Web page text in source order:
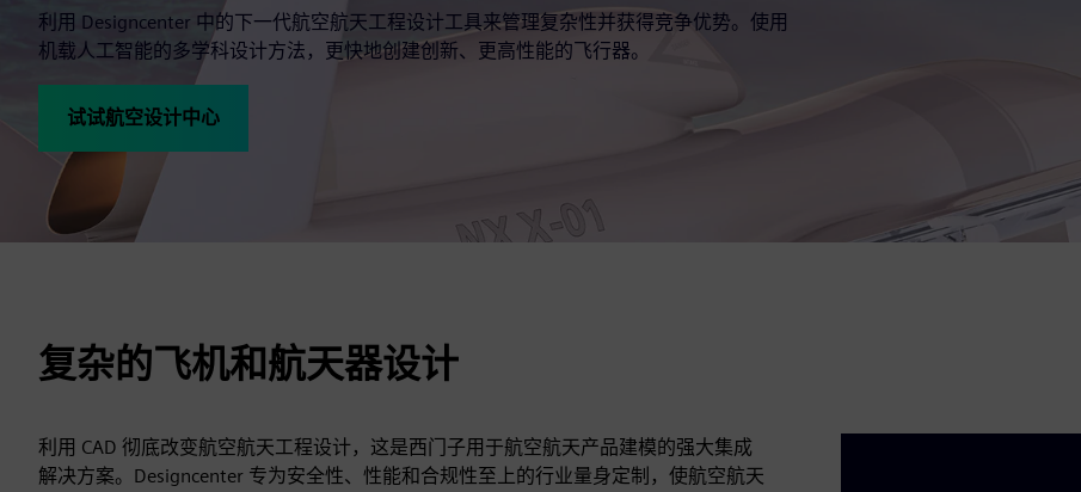
利用 Designcenter 中的下一代航空航天工程设计工具来管理复杂性并获得竞争优势。使用
机载人工智能的多学科设计方法，更快地创建创新、更高性能的飞行器。
试试航空设计中心
复杂的飞机和航天器设计
利用 CAD 彻底改变航空航天工程设计，这是西门子用于航空航天产品建模的强大集成
解决方案。Designcenter 专为安全性、性能和合规性至上的行业量身定制，使航空航天